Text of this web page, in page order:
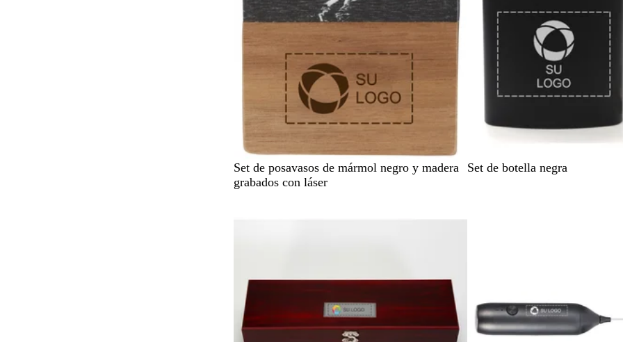
N
e
Set de posavasos de mármol negro y madera
grabados con láser
N
Set de botella negra